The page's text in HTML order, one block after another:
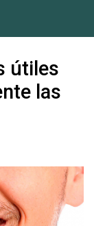
útiles
las